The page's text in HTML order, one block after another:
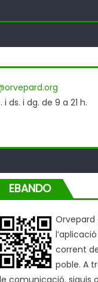
ds. i dg. de 9 a 21 h.
EBANDO
Orvepard
corrent
poble. A
comunicació, siguis